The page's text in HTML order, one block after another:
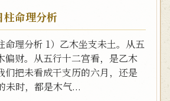
柱命理分析
命理分析 1）乙木坐支未土。从五
偏财。从五行十二宫看，是乙木
们把未看成干支历的六月，还是
未时，都是木气...